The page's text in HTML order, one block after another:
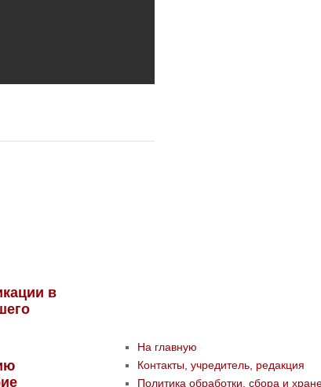
в
На главную
Контакты, учредитель, редакция
Политика обработки, сбора и